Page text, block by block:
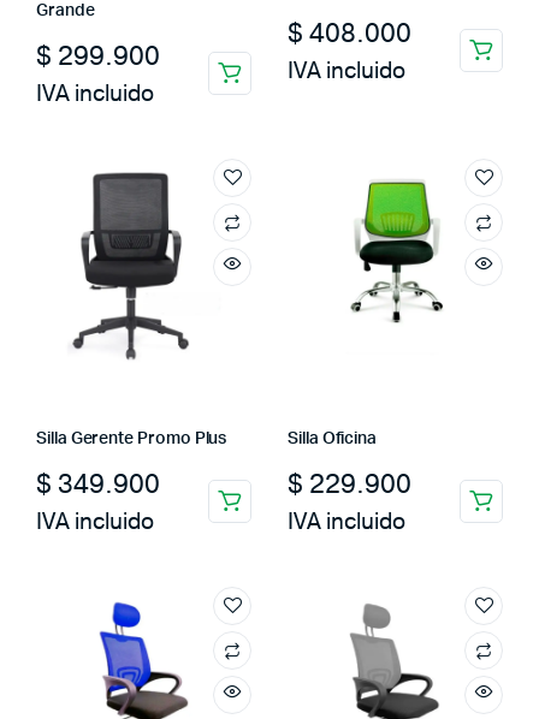
Grande
$ 299.900
IVA incluido
$ 408.000
IVA incluido
Silla Gerente Promo Plus
$ 349.900
IVA incluido
Silla Oficina
$ 229.900
IVA incluido